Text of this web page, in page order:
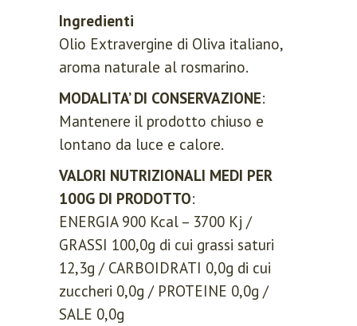
Ingredienti
Olio Extravergine di Oliva italiano,
aroma naturale al rosmarino.
MODALITA’ DI CONSERVAZIONE:
Mantenere il prodotto chiuso e
lontano da luce e calore.
VALORI NUTRIZIONALI MEDI PER
100G DI PRODOTTO:
ENERGIA 900 Kcal – 3700 Kj /
GRASSI 100,0g di cui grassi saturi
12,3g / CARBOIDRATI 0,0g di cui
zuccheri 0,0g / PROTEINE 0,0g /
SALE 0,0g